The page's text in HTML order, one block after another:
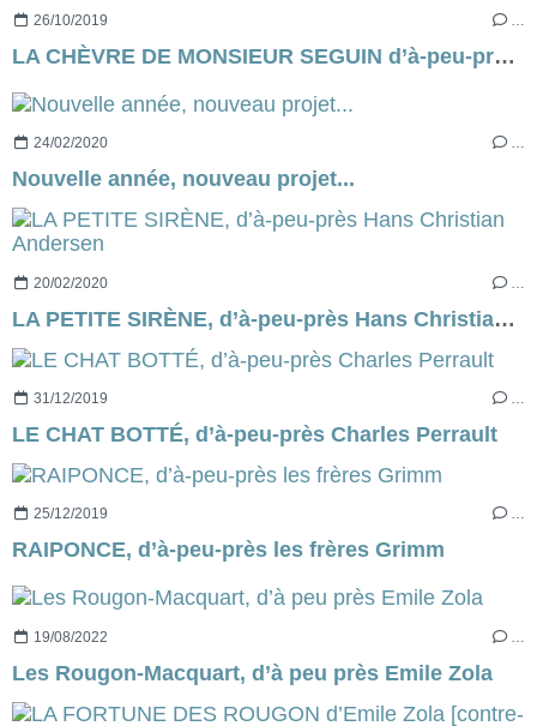
26/10/2019
LA CHÈVRE DE MONSIEUR SEGUIN d’à-peu-près Alphonse Daudet (voire Paul Arène)...
24/02/2020 …
Nouvelle année, nouveau projet...
20/02/2020
LA PETITE SIRÈNE, d’à-peu-près Hans Christian Andersen
31/12/2019 …
LE CHAT BOTTÉ, d’à-peu-près Charles Perrault
25/12/2019 …
RAIPONCE, d’à-peu-près les frères Grimm
19/08/2022
Les Rougon-Macquart, d’à peu près Emile Zola